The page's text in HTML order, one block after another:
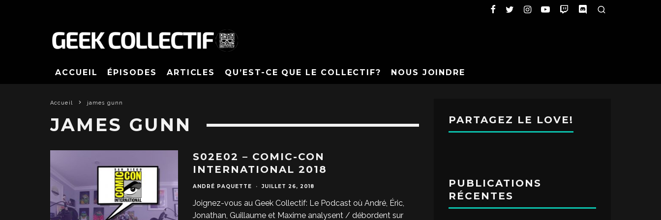
ACCUEIL ÉPISODES ARTICLES QU’EST-CE QUE LE COLLECTIF? NOUS JOINDRE
Accueil james gunn
JAMES GUNN
S02E02 – COMIC-CON
INTERNATIONAL 2018
ANDRÉ PAQUETTE · JUILLET 26, 2018
Joignez-vous au Geek Collectif: Le Podcast où André, Éric,
Jonathan, Guillaume et Maxime analysent / débordent sur
PARTAGEZ LE LOVE!
PUBLICATIONS
RÉCENTES